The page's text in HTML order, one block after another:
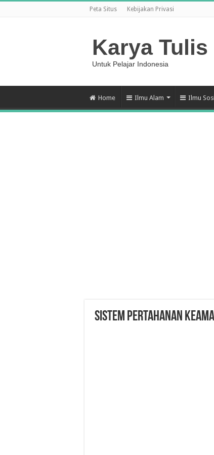
Peta Situs Kebijakan Privasi
Karya
Untuk Pelajar Indonesia
Home Ilmu Alam Ilmu
Sistem Pertahanan